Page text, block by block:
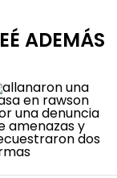
ADEMÁS